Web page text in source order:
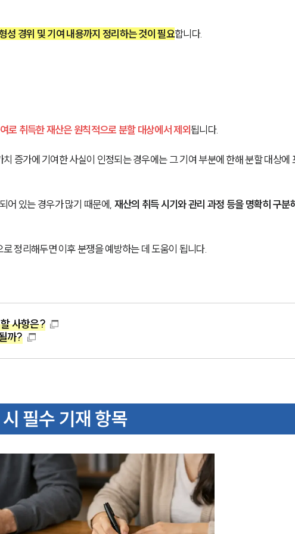
성 경위 및 기여 내용까지 정리하는 것이 필요합니다.
로 취득한 재산은 원칙적으로 분할 대상에서 제외됩니다.
증가에 기여한 사실이 인정되는 경우에는 그 기여 부분에 한해 분할 대상에
어 있는 경우가 많기 때문에, 재산의 취득 시기와 관리 과정 등을 명확히 구분
정리해두면 이후 분쟁을 예방하는 데 도움이 됩니다.
사항은?
까?
필수 기재 항목